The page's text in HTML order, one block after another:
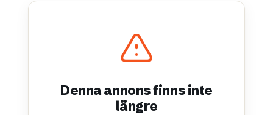
Denna annons finns inte
längre